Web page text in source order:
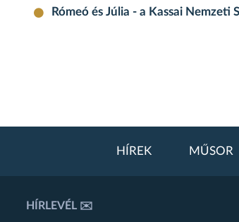
Rómeó és Júlia - a Kassai Nemzeti
HÍREK MŰSOR
HÍRLEVÉL ✉️